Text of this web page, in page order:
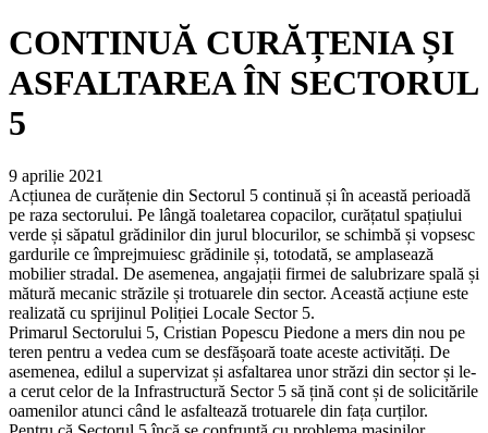
CONTINUĂ CURĂȚENIA ȘI
ASFALTAREA ÎN SECTORUL
5
9 aprilie 2021
Acțiunea de curățenie din Sectorul 5 continuă și în această perioadă
pe raza sectorului. Pe lângă toaletarea copacilor, curățatul spațiului
verde și săpatul grădinilor din jurul blocurilor, se schimbă și vopsesc
gardurile ce împrejmuiesc grădinile și, totodată, se amplasează
mobilier stradal. De asemenea, angajații firmei de salubrizare spală și
mătură mecanic străzile și trotuarele din sector. Această acțiune este
realizată cu sprijinul Poliției Locale Sector 5.
Primarul Sectorului 5, Cristian Popescu Piedone a mers din nou pe
teren pentru a vedea cum se desfășoară toate aceste activități. De
asemenea, edilul a supervizat și asfaltarea unor străzi din sector și le-
a cerut celor de la Infrastructură Sector 5 să țină cont și de solicitările
oamenilor atunci când le asfaltează trotuarele din fața curților.